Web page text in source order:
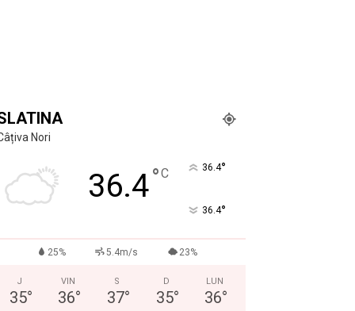
Nori
36.4°C 36.4°
36.4°
25% 5.4m/s 23%
J
35°
VIN
36°
S
37°
D
35°
LUN
36°